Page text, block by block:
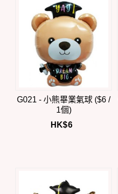
G021 - 小熊畢業氣球 ($6 /
1個)
HK$6